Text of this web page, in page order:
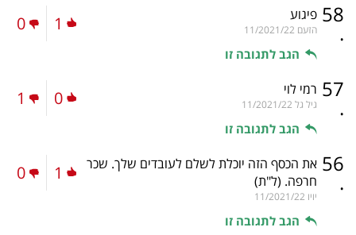
58
.
פיגוע
הזעם 11/2021/22
הגב לתגובה זו
1
0
57
.
רמי לוי
גיל גל 11/2021/22
הגב לתגובה זו
0
1
56
.
את הכסף הזה יוכלת לשלם לעובדים שלך. שכר
חרפה. (ל"ת)
יויו 11/2021/22
הגב לתגובה זו
1
0